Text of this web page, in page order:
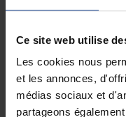
Ce site web utilise
Les cookies nous
et les annonces,
médias sociaux et
partageons
Contactez-nous
Livraison gratuite